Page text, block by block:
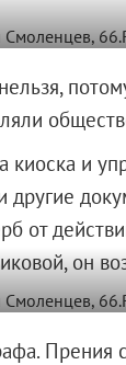
киоска и
от
он